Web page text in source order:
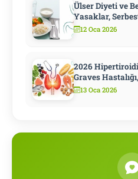
Ülser Diyeti ve
Yasaklar,
12 Oca 2026
2026
Graves
Tiroid İlaç
13 Oca 2026